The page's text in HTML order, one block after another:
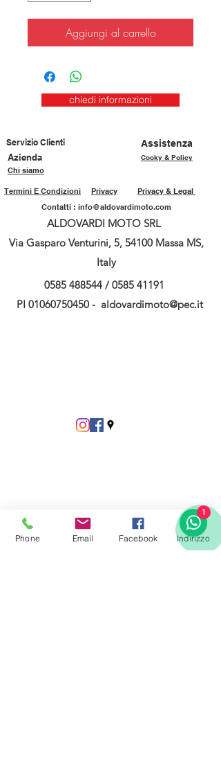
Aggiungi al carrello
chiedi informazioni
Servizio Clienti
Assistenza
Azienda
Cooky & Policy
Chi siamo
Privacy & Legal
Privacy
Termini E Condizioni
Contatti : info@aldovardimoto.com
ALDOVARDI MOTO SRL
Via Gasparo Venturini, 5, 54100 Massa MS,
Italy
0585 488544 / 0585 41191
PI 01060750450 - aldovardimoto@pec.it
Phone Email Facebook Indirizzo
1